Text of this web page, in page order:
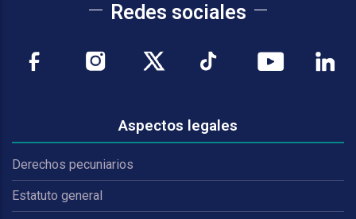
Redes sociales
Aspectos legales
Derechos pecuniarios
Estatuto general